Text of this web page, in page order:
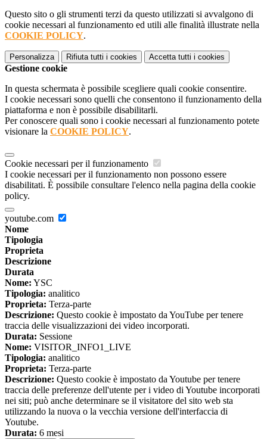
Questo sito o gli strumenti terzi da questo utilizzati si avvalgono di
cookie necessari al funzionamento ed utili alle finalità illustrate nella
COOKIE POLICY.
Personalizza Rifiuta tutti i cookies Accetta tutti i cookies
Gestione cookie
In questa schermata è possibile scegliere quali cookie consentire.
I cookie necessari sono quelli che consentono il funzionamento della
piattaforma e non è possibile disabilitarli.
Per conoscere quali sono i cookie necessari al funzionamento potete
visionare la COOKIE POLICY.
Cookie necessari per il funzionamento
I cookie necessari per il funzionamento non possono essere
disabilitati. È possibile consultare l'elenco nella pagina della cookie
policy.
youtube.com
Nome
Tipologia
Proprieta
Descrizione
Durata
Nome: YSC
Tipologia: analitico
Proprieta: Terza-parte
Descrizione: Questo cookie è impostato da YouTube per tenere
traccia delle visualizzazioni dei video incorporati.
Durata: Sessione
Nome: VISITOR_INFO1_LIVE
Tipologia: analitico
Proprieta: Terza-parte
Descrizione: Questo cookie è impostato da Youtube per tenere
traccia delle preferenze dell'utente per i video di Youtube incorporati
nei siti; può anche determinare se il visitatore del sito web sta
utilizzando la nuova o la vecchia versione dell'interfaccia di
Youtube.
Durata: 6 mesi